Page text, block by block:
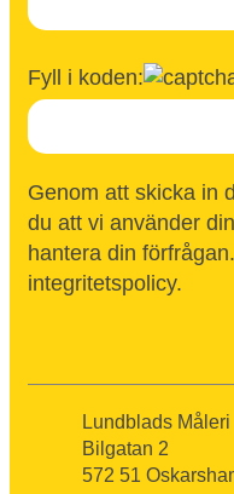
Fyll i koden:
Genom att skicka in
du att vi använder
hantera din
integritetspolicy.
Lundblads Måleri
Bilgatan 2
572 51